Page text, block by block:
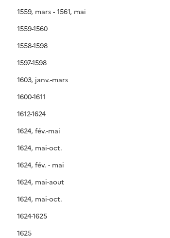
1559, mars - 1561, mai
1559-1560
1558-1598
1597-1598
1603, janv.-mars
1600-1611
1612-1624
1624, fév.-mai
1624, mai-oct.
1624, fév. - mai
1624, mai-aout
1624, mai-oct.
1624-1625
1625